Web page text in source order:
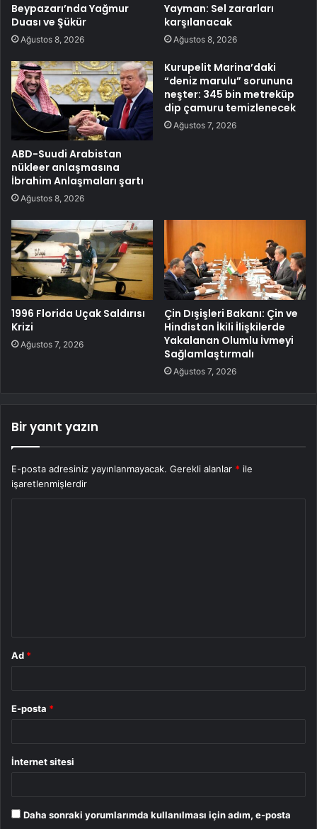
Beypazarı’nda Yağmur
Duası ve Şükür
Ağustos 8, 2026
Yayman: Sel zararları
karşılanacak
Ağustos 8, 2026
ABD-Suudi Arabistan
nükleer anlaşmasına
İbrahim Anlaşmaları şartı
Ağustos 8, 2026
Kurupelit Marina’daki
“deniz marulu” sorununa
neşter: 345 bin metreküp
dip çamuru temizlenecek
Ağustos 7, 2026
1996 Florida Uçak Saldırısı
Krizi
Ağustos 7, 2026
Çin Dışişleri Bakanı: Çin ve
Hindistan İkili İlişkilerde
Yakalanan Olumlu İvmeyi
Sağlamlaştırmalı
Ağustos 7, 2026
Bir yanıt yazın
E-posta adresiniz yayınlanmayacak. Gerekli alanlar * ile
işaretlenmişlerdir
Ad *
E-posta *
İnternet sitesi
Daha sonraki yorumlarımda kullanılması için adım, e-posta